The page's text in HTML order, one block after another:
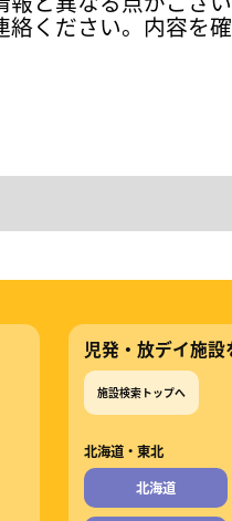
ください。内容を
児発・放デイ施設
施設検索トップへ
北海道・東北
北海道